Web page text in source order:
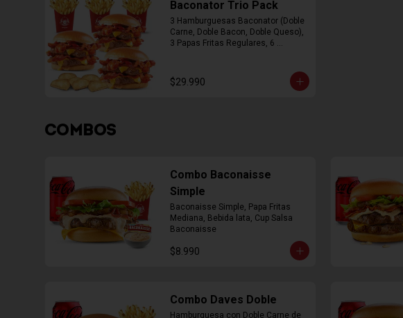
Baconator Trio Pack
3 Hamburguesas Baconator (Doble
Carne, Doble Bacon, Doble Queso),
3 Papas Fritas Regulares, 6
$29.990
COMBOS
Combo Baconaisse
Simple
Baconaisse Simple, Papa Fritas
Mediana, Bebida lata, Cup Salsa
Baconaisse
$8.990
Combo Daves Doble
Hamburguesa con Doble Carne de